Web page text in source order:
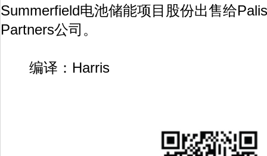
Summerfield电池储能项目股份出售给
Partners公司。
编译：Harris